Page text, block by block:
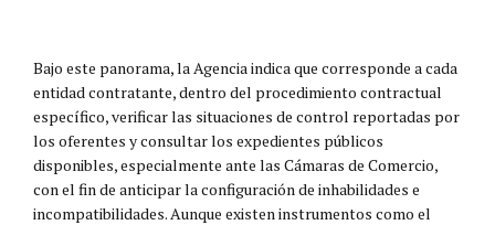
Bajo este panorama, la Agencia indica que corresponde a cada
entidad contratante, dentro del procedimiento contractual
específico, verificar las situaciones de control reportadas por
los oferentes y consultar los expedientes públicos
disponibles, especialmente ante las Cámaras de Comercio,
con el fin de anticipar la configuración de inhabilidades e
incompatibilidades. Aunque existen instrumentos como el